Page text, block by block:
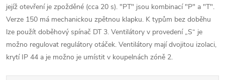
jejíž otevření je zpožděné (cca 20 s). "PT" jsou kombinací "P" a "T".
Verze 150 má mechanickou zpětnou klapku. K typům bez doběhu
lze použít doběhový spínač DT 3. Ventilátory v provedení „S“ je
možno regulovat regulátory otáček. Ventilátory mají dvojitou izolaci,
krytí IP 44 a je možno je umístit v koupelnách zóně 2.